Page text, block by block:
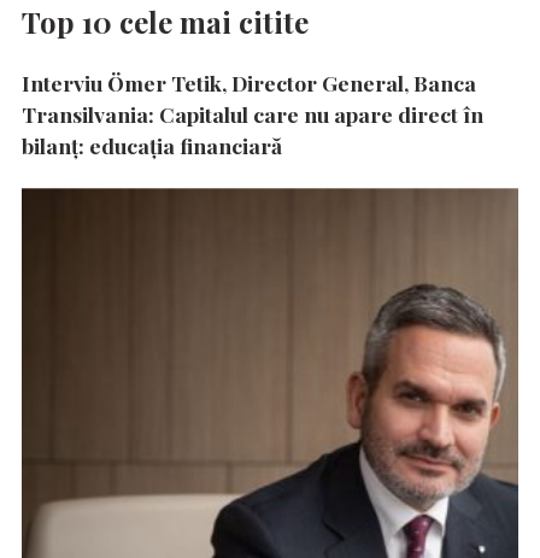
Top 10 cele mai citite
Interviu Ömer Tetik, Director General, Banca
Transilvania: Capitalul care nu apare direct în
bilanț: educația financiară